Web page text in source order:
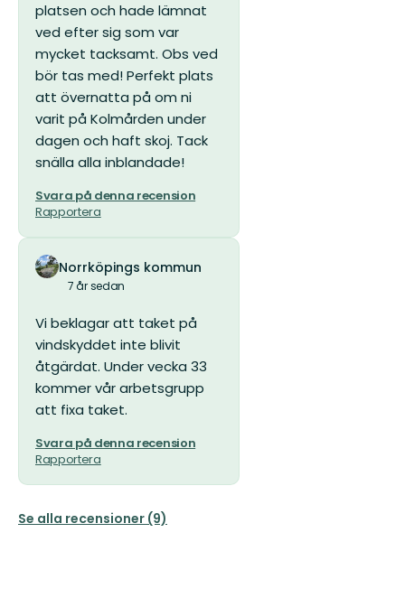
platsen och hade lämnat
ved efter sig som var
mycket tacksamt. Obs ved
bör tas med!Perfekt plats
att övernatta på om ni
varit på Kolmården under
dagen och haft skoj. Tack
snälla alla inblandade!
Svara på denna recension
Rapportera
Norrköpings kommun
7 år sedan
Vi beklagar att taket på
vindskyddet inte blivit
åtgärdat. Under vecka 33
kommer vår arbetsgrupp
att fixa taket.
Svara på denna recension
Rapportera
Se alla recensioner (9)